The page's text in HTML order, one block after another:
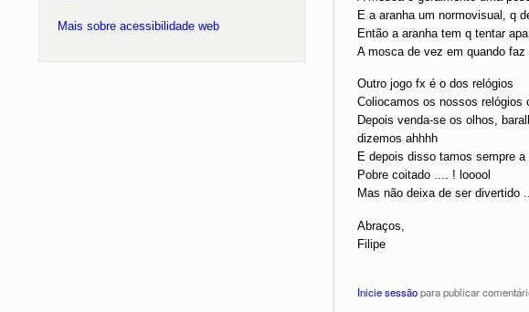
E a aranha um normovisual, q
Então a aranha tem q tentar
A mosca de vez em quando
Outro jogo fx é o dos relógios
Coliocamos os nossos relógios
Depois venda-se os olhos,
dizemos ahhhh
E depois disso tamos sempre a
Pobre coitado .... ! looool
Mas não deixa de ser divertido
Abraços,
Filipe
Inicie sessãopara publicar
Mais sobre acessibilidade web